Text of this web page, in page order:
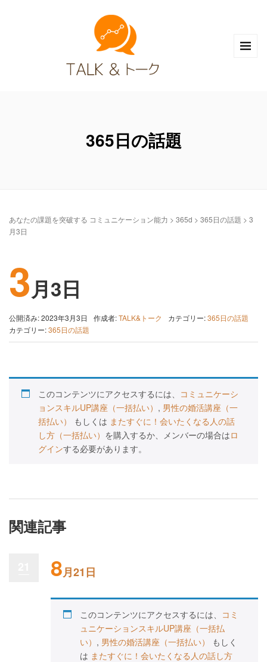
365日の話題
あなたの課題を突破する コミュニケーション能力 > 365d > 365日の話題 > 3
月3日
3月3日
公開済み: 2023年3月3日 作成者:TALK&トーク カテゴリー:365日の話題
カテゴリー:365日の話題
このコンテンツにアクセスするには、 コミュニケーシ
ョンスキルUP講座（一括払い） , 男性の婚活講座（一
括払い）
もしくは またすぐに！会いたくなる人の話
し方（一括払い） を購入するか、メンバーの場合はロ
グインする必要があります。
関連記事
8月21日
このコンテンツにアクセスするには、 コミ
ュニケーションスキルUP講座（一括払
い） , 男性の婚活講座（一括払い）
もしく
は またすぐに！会いたくなる人の話し方